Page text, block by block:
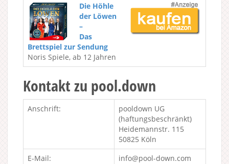
Die Höhle
der Löwen
–
Das
Brettspiel zur Sendung
Noris Spiele, ab 12 Jahren
Kontakt zu pool.down
Anschrift:
pooldown UG
(haftungsbeschränkt)
Heidemannstr. 115
50825 Köln
E-Mail:
info@pool-down.com